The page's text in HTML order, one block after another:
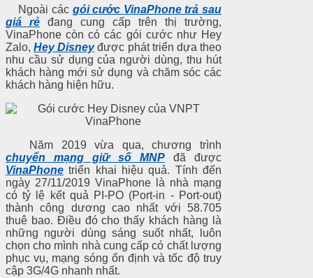
Ngoài các gói cước VinaPhone trả sau
giá rẻđang cung cấp trên thị trường,
VinaPhone còn có các gói cước như Hey
Zalo,Hey Disneyđược phát triển dựa theo
nhu cầu sử dụng của người dùng, thu hút
khách hàng mới sử dụng và chăm sóc các
khách hàng hiện hữu.
Năm 2019 vừa qua, chương trình
chuyển mạng giữ số MNPđã được
VinaPhone triển khai hiệu quả. Tính đến
ngày 27/11/2019 VinaPhone là nhà mạng
có tỷ lệ kết quả PI-PO (Port-in - Port-out)
thành công dương cao nhất với 58.705
thuê bao. Điều đó cho thấy khách hàng là
những người dùng sáng suốt nhất, luôn
chọn cho mình nhà cung cấp có chất lượng
phục vụ, mạng sóng ổn định và tốc độ truy
cập 3G/4G nhanh nhất.